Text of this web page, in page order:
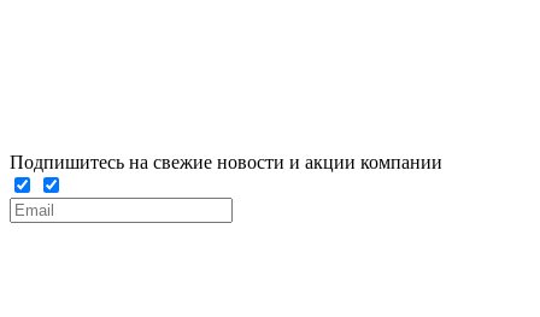
Подпишитесь на свежие новости и акции компании